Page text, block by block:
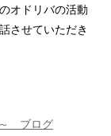
オドリバの活動
させていただき
ブログ